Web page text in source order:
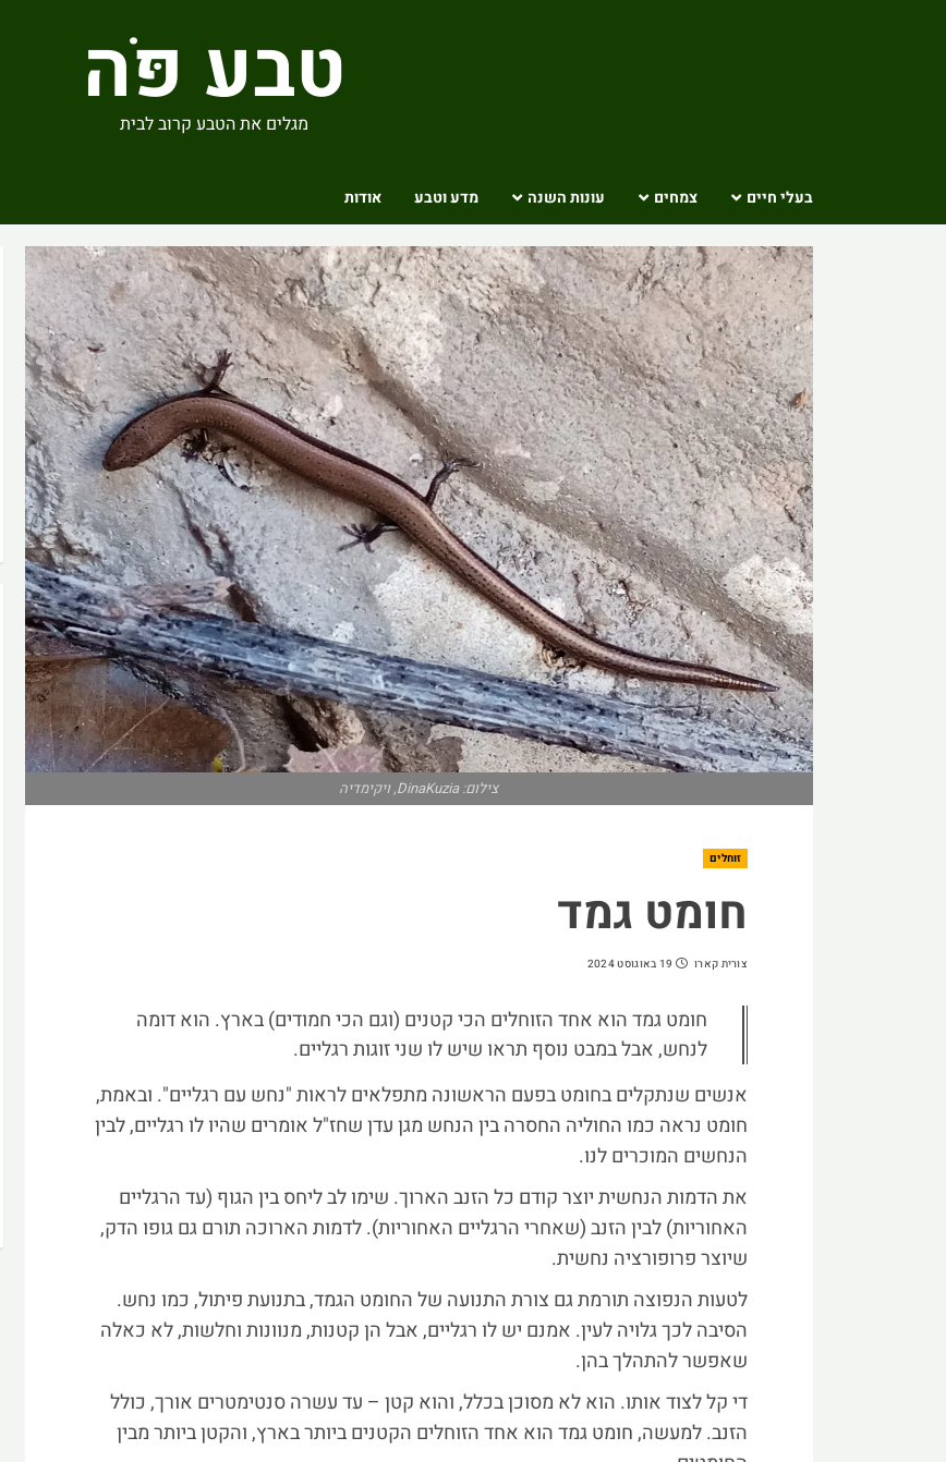
טבע פֹּה
מגלים את הטבע קרוב לבית
בעלי חיים צמחים עונות השנה מדע וטבע אודות
זוחלים
חומט גמד
צורית קארו 19 באוגוסט 2024
צילום: DinaKuzia, ויקימדיה
חומט גמד הוא אחד הזוחלים הכי קטנים (וגם הכי חמודים) בארץ. הוא דומה
לנחש, אבל במבט נוסף תראו שיש לו שני זוגות רגליים.
אנשים שנתקלים בחומט בפעם הראשונה מתפלאים לראות "נחש עם רגליים". ובאמת,
חומט נראה כמו החוליה החסרה בין הנחש מגן עדן שחז"ל אומרים שהיו לו רגליים, לבין
הנחשים המוכרים לנו.
את הדמות הנחשית יוצר קודם כל הזנב הארוך. שימו לב ליחס בין הגוף (עד הרגליים
האחוריות) לבין הזנב (שאחרי הרגליים האחוריות). לדמות הארוכה תורם גם גופו הדק,
שיוצר פרופורציה נחשית.
לטעות הנפוצה תורמת גם צורת התנועה של החומט הגמד, בתנועת פיתול, כמו נחש.
הסיבה לכך גלויה לעין. אמנם יש לו רגליים, אבל הן קטנות, מנוונות וחלשות, לא כאלה
שאפשר להתהלך בהן.
די קל לצוד אותו. הוא לא מסוכן בכלל, והוא קטן – עד עשרה סנטימטרים אורך, כולל
הזנב. למעשה, חומט גמד הוא אחד הזוחלים הקטנים ביותר בארץ, והקטן ביותר מבין